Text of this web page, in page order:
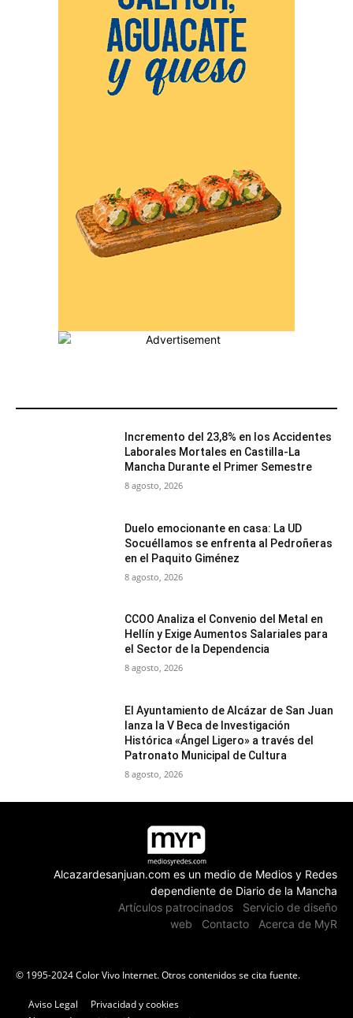
Incremento del 23,8% en los Accidentes
Laborales Mortales en Castilla-La
Mancha Durante el Primer Semestre
8 agosto, 2026
Duelo emocionante en casa: La UD
Socuéllamos se enfrenta al Pedroñeras
en el Paquito Giménez
8 agosto, 2026
CCOO Analiza el Convenio del Metal en
Hellín y Exige Aumentos Salariales para
el Sector de la Dependencia
8 agosto, 2026
El Ayuntamiento de Alcázar de San Juan
lanza la V Beca de Investigación
Histórica «Ángel Ligero» a través del
Patronato Municipal de Cultura
8 agosto, 2026
Alcazardesanjuan.com es un medio de Medios y Redes
dependiente de Diario de la Mancha
Artículos patrocinados
Servicio de diseño
web
Contacto Acerca de MyR
© 1995-2024 Color Vivo Internet. Otros contenidos se cita fuente.
Aviso Legal
Privacidad y cookies